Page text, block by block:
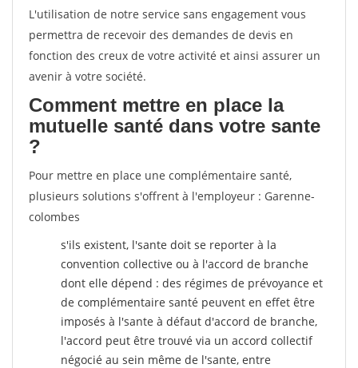
L'utilisation de notre service sans engagement vous
permettra de recevoir des demandes de devis en
fonction des creux de votre activité et ainsi assurer un
avenir à votre société.
Comment mettre en place la
mutuelle santé dans votre sante
?
Pour mettre en place une complémentaire santé,
plusieurs solutions s'offrent à l'employeur : Garenne-
colombes
s'ils existent, l'sante doit se reporter à la
convention collective ou à l'accord de branche
dont elle dépend : des régimes de prévoyance et
de complémentaire santé peuvent en effet être
imposés à l'sante à défaut d'accord de branche,
l'accord peut être trouvé via un accord collectif
négocié au sein même de l'sante, entre